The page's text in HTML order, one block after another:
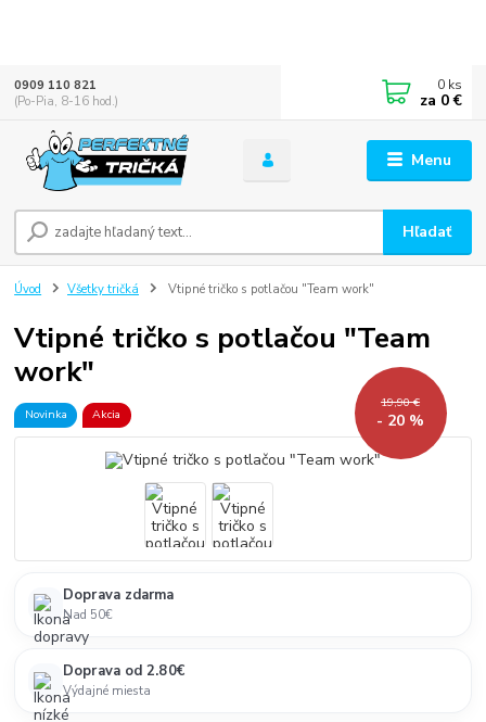
Menu
Hľadať
0909 110 821
(Po-Pia, 8-16 hod.)
0 ks
za 0 €
Úvod Všetky tričká Vtipné tričko s potlačou "Team work"
Vtipné tričko s potlačou "Team
work"
Novinka Akcia
19,90 €
- 20 %
Doprava zdarma
Nad 50€
Doprava od 2.80€
Výdajné miesta